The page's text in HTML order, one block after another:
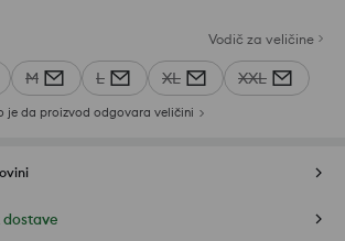
Vodič za veličine
M L XL XXL
je da proizvod odgovara veličini
dostave